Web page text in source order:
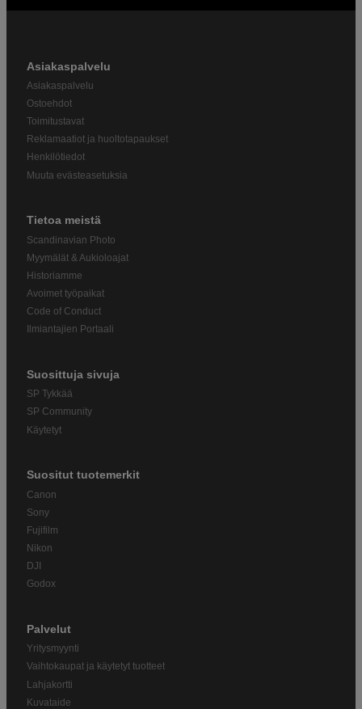
Asiakaspalvelu
Asiakaspalvelu
Ostoehdot
Toimitustavat
Reklamaatiot ja huoltotapaukset
Henkilötiedot
Muuta evästeasetuksia
Tietoa meistä
Scandinavian Photo
Myymälät & Aukioloajat
Historiamme
Avoimet työpaikat
Code of Conduct
Ilmiantajien Portaali
Suosittuja sivuja
SP Tykkää
SP Community
Käytetyt
Suositut tuotemerkit
Canon
Sony
Fujifilm
Nikon
DJI
Godox
Palvelut
Yritysmyynti
Vaihtokaupat ja käytetyt tuotteet
Lahjakortti
Kuvataide